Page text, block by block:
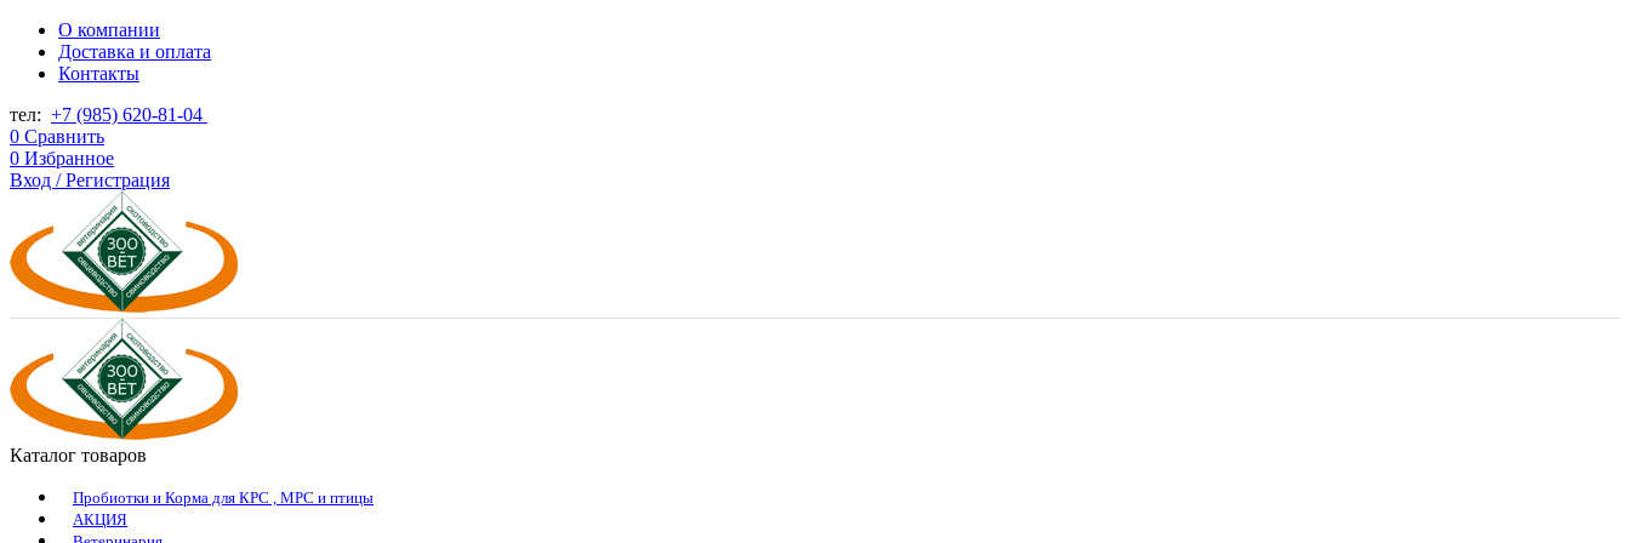
О компании
Доставка и оплата
Контакты
тел: +7 (985) 620-81-04
0 Сравнить
0 Избранное
Вход / Регистрация
Каталог товаров
Пробиотки и Корма для КРС , МРС и птицы
АКЦИЯ